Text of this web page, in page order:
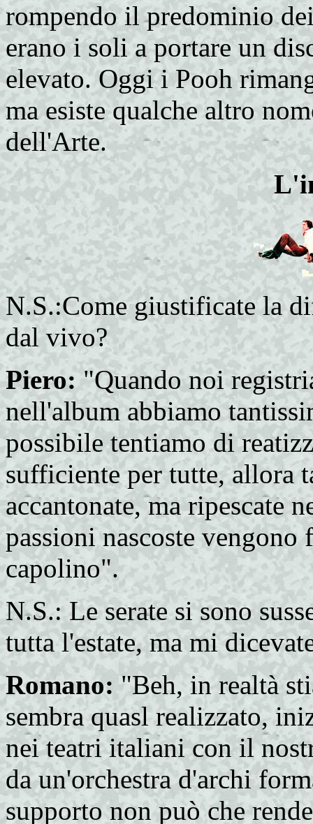
rompendo il predominio
erano i soli a portare un
elevato. Oggi i Pooh
ma esiste qualche altro
dell'Arte.
N.S.:Come giustificate la
dal vivo?
Piero: "Quando noi
nell'album abbiamo
possibile tentiamo di
sufficiente per tutte, allora
accantonate, ma ripescate
passioni nascoste
capolino".
N.S.: Le serate si sono
tutta l'estate, ma mi
Romano: "Beh, in realtà
sembra quasl realizzato,
nei teatri italiani con il
da un'orchestra d'archi
supporto non può che